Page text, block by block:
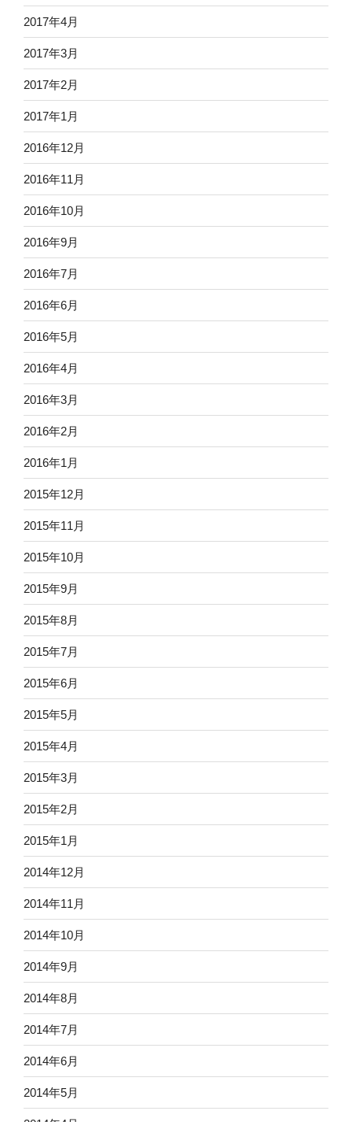
2017年4月
2017年3月
2017年2月
2017年1月
2016年12月
2016年11月
2016年10月
2016年9月
2016年7月
2016年6月
2016年5月
2016年4月
2016年3月
2016年2月
2016年1月
2015年12月
2015年11月
2015年10月
2015年9月
2015年8月
2015年7月
2015年6月
2015年5月
2015年4月
2015年3月
2015年2月
2015年1月
2014年12月
2014年11月
2014年10月
2014年9月
2014年8月
2014年7月
2014年6月
2014年5月